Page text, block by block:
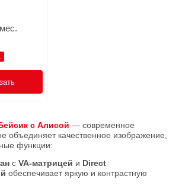
с Алисой — современное
объединяет качественное изображение,
функции:
с VA‑матрицей и Direct
обеспечивает яркую и контрастную